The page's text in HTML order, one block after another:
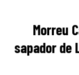
Morreu
sapador de